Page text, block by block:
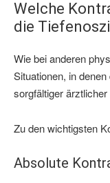
Welche
die
Wie bei anderen
Situationen, in
sorgfältiger
Zu den wichtigsten
Absolute